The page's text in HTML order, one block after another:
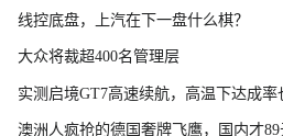
线控底盘，上汽在下一盘什么棋？
大众将裁超400名管理层
实测启境GT7高速续航，高温下达成率
澳洲人疯抢的德国奢牌飞鹰，国内才